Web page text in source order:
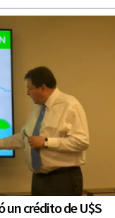
un crédito de U$S